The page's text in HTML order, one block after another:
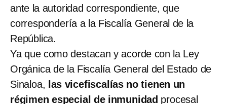
ante la autoridad correspondiente, que
correspondería a la Fiscalía General de la
República.
Ya que como destacan y acorde con la Ley
Orgánica de la Fiscalía General del Estado de
Sinaloa, las vicefiscalías no tienen un
régimen especial de inmunidad procesal